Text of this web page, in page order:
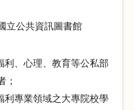
立公共資訊圖書館
利、心理、教育等公私部
；
利專業領域之大專院校學